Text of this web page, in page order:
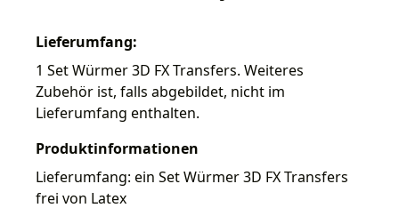
Lieferumfang:
1 Set Würmer 3D FX Transfers. Weiteres
Zubehör ist, falls abgebildet, nicht im
Lieferumfang enthalten.
Produktinformationen
Lieferumfang: ein Set Würmer 3D FX Transfers
frei von Latex